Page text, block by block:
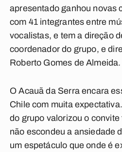
apresentado ganhou novas
com 41 integrantes entre
vocalistas, e tem a direção
coordenador do grupo, e
Roberto Gomes de Almeida.
O Acauã da Serra encara
Chile com muita
do grupo valorizou o convite
não escondeu a ansiedade
um espetáculo que onde é